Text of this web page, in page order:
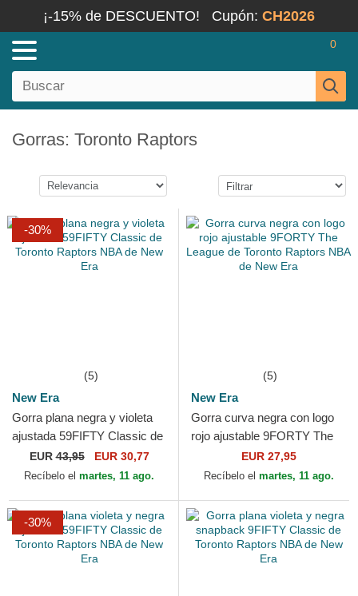
¡-15% de DESCUENTO! Cupón: CH2026
0
Gorras: Toronto Raptors
-30%
(5)
New Era
Gorra plana negra y violeta
ajustada 59FIFTY Classic de
Toronto Raptors NBA de New
Era
EUR43,95 EUR 30,77
Recíbelo el martes, 11 ago.
(5)
New Era
Gorra curva negra con logo
rojo ajustable 9FORTY The
League de Toronto Raptors
NBA de New Era
EUR 27,95
Recíbelo el martes, 11 ago.
-30%